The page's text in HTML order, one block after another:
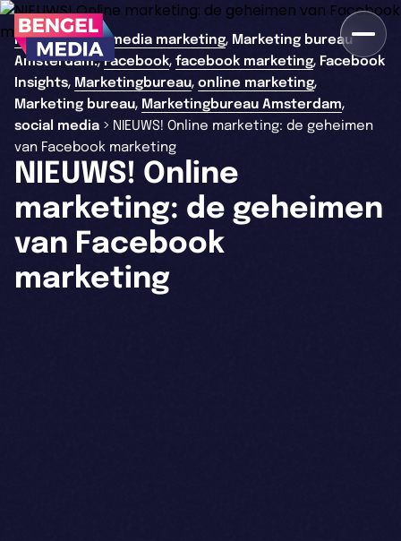
Home>social media marketing, Marketing bureau
Amsterdam.,Facebook, facebook marketing, Facebook
Insights, Marketingbureau, online marketing,
Marketing bureau, Marketingbureau Amsterdam,
social media > NIEUWS! Online marketing: de geheimen
van Facebook marketing
NIEUWS! Online
marketing: de geheimen
van Facebook
marketing